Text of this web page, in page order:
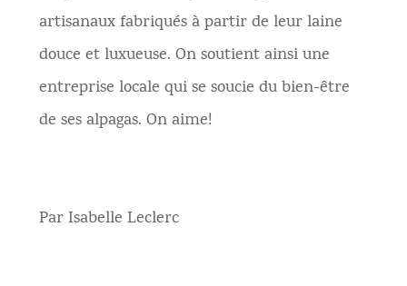
artisanaux fabriqués à partir de leur laine
douce et luxueuse. On soutient ainsi une
entreprise locale qui se soucie du bien-être
de ses alpagas. On aime!
Par Isabelle Leclerc